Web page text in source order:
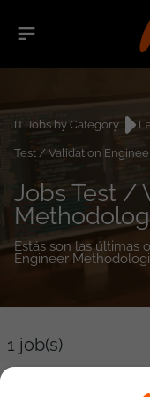
IT Jobs by Category
Test / Validation
Jobs Test /
Estás son las últimas
Engineer
1 job(s)